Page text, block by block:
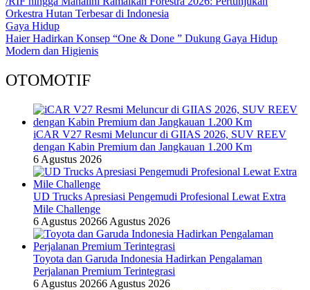
Orkestra Hutan Terbesar di Indonesia
Gaya Hidup
Haier Hadirkan Konsep “One & Done ” Dukung Gaya Hidup
Modern dan Higienis
OTOMOTIF
iCAR V27 Resmi Meluncur di GIIAS 2026, SUV REEV
dengan Kabin Premium dan Jangkauan 1.200 Km
6 Agustus 2026
UD Trucks Apresiasi Pengemudi Profesional Lewat Extra
Mile Challenge
6 Agustus 20266 Agustus 2026
Toyota dan Garuda Indonesia Hadirkan Pengalaman
Perjalanan Premium Terintegrasi
6 Agustus 20266 Agustus 2026